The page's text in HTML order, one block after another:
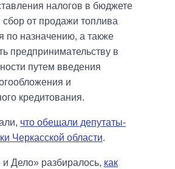
налогов в бюджете
сбор от продажи топлива
по назначению, а также
предпринимательству в
путем введения
и
кредитования.
что обещали депутаты-
Черкасской области.
Дело» разбиралось, как